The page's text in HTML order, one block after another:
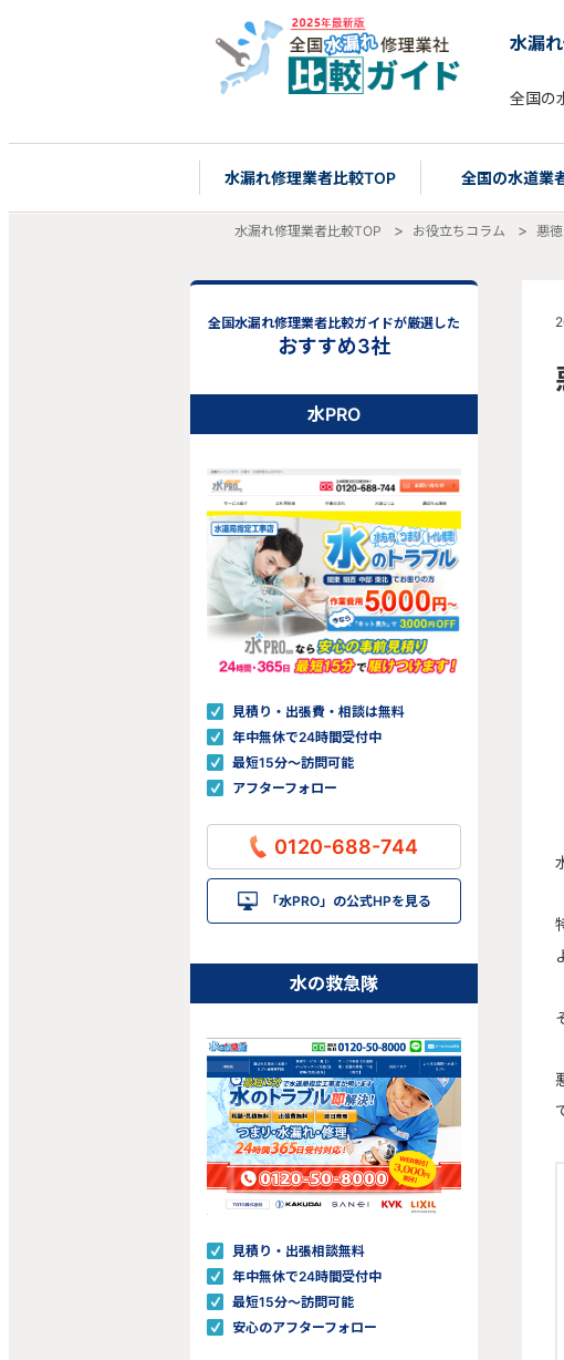
水漏
全国の
水漏れ修理業者比較TOP 全国の水道業
水漏れ修理業者比較TOP お役立ちコラム 悪
全国水漏れ修理業者比較ガイドが厳選した
おすすめ3社
水PRO
見積り・出張費・相談は無料
年中無休で24時間受付中
最短15分〜訪問可能
アフターフォロー
0120-688-744
「水PRO」の公式HPを見る
水の救急隊
見積り・出張相談無料
年中無休で24時間受付中
最短15分〜訪問可能
安心のアフターフォロー